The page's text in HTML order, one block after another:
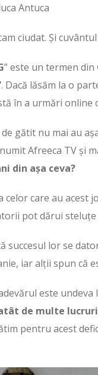
Antuca
ciudat. Și
” este un termen din
. Dacă lăsăm la o
în a urmări online
gătit nu mai au
Afreeca TV și
din așa ceva?
celor care au acest
pot dărui
succesul lor se
iar alții spun că
este
de multe
pentru acest